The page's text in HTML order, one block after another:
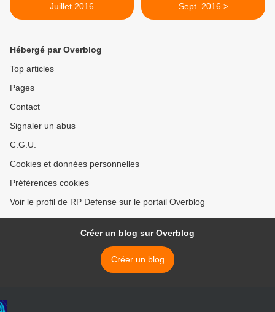
Juillet 2016
Sept. 2016 >
Hébergé par Overblog
Top articles
Pages
Contact
Signaler un abus
C.G.U.
Cookies et données personnelles
Préférences cookies
Voir le profil de RP Defense sur le portail Overblog
Créer un blog sur Overblog
Créer un blog